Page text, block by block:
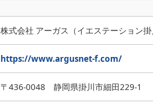
株式会社 アーガス（イエステーション
https://www.argusnet-f.com/
〒436-0048 静岡県掛川市細田229-1